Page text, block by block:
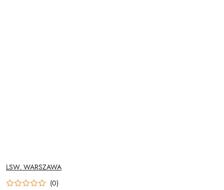
NAZWA
PRODUCENTA:
LSW. WARSZAWA
(0)